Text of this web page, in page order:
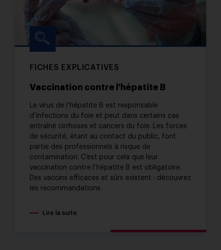
FICHES EXPLICATIVES
Vaccination contre l'hépatite B
Le virus de l’hépatite B est responsable
d’infections du foie et peut dans certains cas
entraîné cirrhoses et cancers du foie. Les forces
de sécurité, étant au contact du public, font
partie des professionnels à risque de
contamination. C’est pour cela que leur
vaccination contre l’hépatite B est obligatoire.
Des vaccins efficaces et sûrs existent : découvrez
les recommandations.
Lire la suite